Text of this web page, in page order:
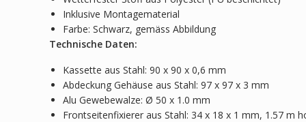
Inklusive Montagematerial
Farbe: Schwarz, gemäss Abbildung
Technische Daten:
Kassette aus Stahl: 90 x 90 x 0,6 mm
Abdeckung Gehäuse aus Stahl: 97 x 97 x 3 mm
Alu Gewebewalze: Ø 50 x 1.0 mm
Frontseitenfixierer aus Stahl: 34 x 18 x 1 mm, 1.57 m